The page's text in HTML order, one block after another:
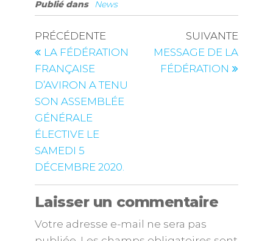
Publié dans News
PRÉCÉDENTE
LA FÉDÉRATION
FRANÇAISE
D’AVIRON A TENU
SON ASSEMBLÉE
GÉNÉRALE
ÉLECTIVE LE
SAMEDI 5
DÉCEMBRE 2020.
SUIVANTE
MESSAGE DE LA
FÉDÉRATION
Laisser un commentaire
Votre adresse e-mail ne sera pas